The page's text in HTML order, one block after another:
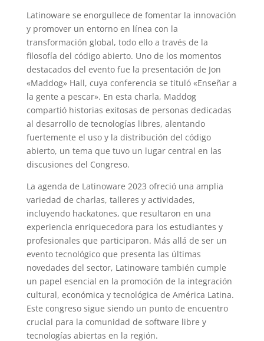
Latinoware se enorgullece de fomentar la innovación
y promover un entorno en línea con la
transformación global, todo ello a través de la
filosofía del código abierto. Uno de los momentos
destacados del evento fue la presentación de Jon
«Maddog» Hall, cuya conferencia se tituló «Enseñar a
la gente a pescar». En esta charla, Maddog
compartió historias exitosas de personas dedicadas
al desarrollo de tecnologías libres, alentando
fuertemente el uso y la distribución del código
abierto, un tema que tuvo un lugar central en las
discusiones del Congreso.
La agenda de Latinoware 2023 ofreció una amplia
variedad de charlas, talleres y actividades,
incluyendo hackatones, que resultaron en una
experiencia enriquecedora para los estudiantes y
profesionales que participaron. Más allá de ser un
evento tecnológico que presenta las últimas
novedades del sector, Latinoware también cumple
un papel esencial en la promoción de la integración
cultural, económica y tecnológica de América Latina.
Este congreso sigue siendo un punto de encuentro
crucial para la comunidad de software libre y
tecnologías abiertas en la región.